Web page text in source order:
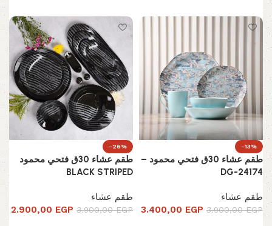
-13%
طقم عشاء 30ق فتحي محمود –
DG-24174
طقم عشاء
3.900,00EGP
3.400,00 EGP
-26%
طقم عشاء 30ق فتحي محمود
BLACK STRIPED
طقم عشاء
3.900,00EGP
2.900,00 EGP